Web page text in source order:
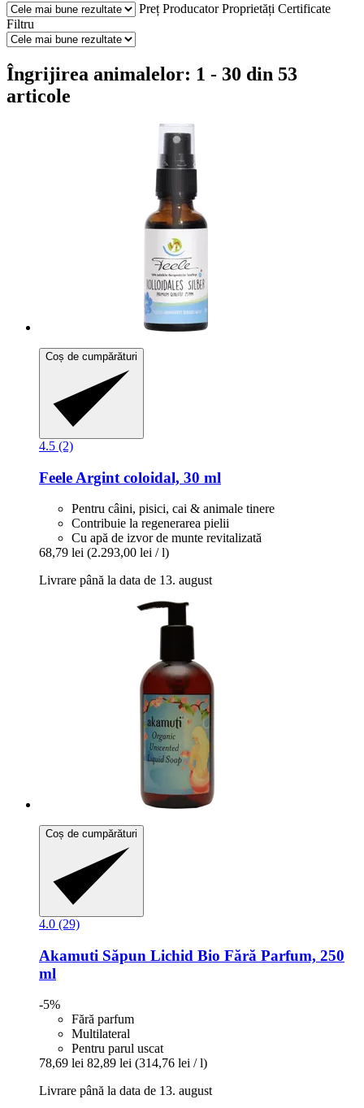
Preț Producator Proprietăți Certificate
Filtru
Îngrijirea animalelor: 1 - 30 din 53
articole
Coș de cumpărături
4.5 (2)
Feele Argint coloidal, 30 ml
Pentru câini, pisici, cai & animale tinere
Contribuie la regenerarea pielii
Cu apă de izvor de munte revitalizată
68,79 lei (2.293,00 lei / l)
Livrare până la data de 13. august
Coș de cumpărături
4.0 (29)
Akamuti Săpun Lichid Bio Fără Parfum, 250
ml
-5%
Fără parfum
Multilateral
Pentru parul uscat
78,69 lei 82,89 lei (314,76 lei / l)
Livrare până la data de 13. august